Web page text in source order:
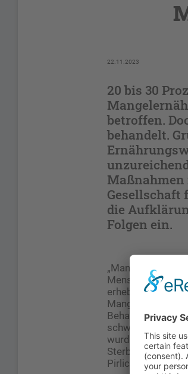
22.11.2023
20 bis 30
betroffen.
behandelt.
Maßnahmen
Gesellschaft
die
Folgen ein.
Menschen
erheblich
schweren
wurde
Sterblichkeit
Pirlich.